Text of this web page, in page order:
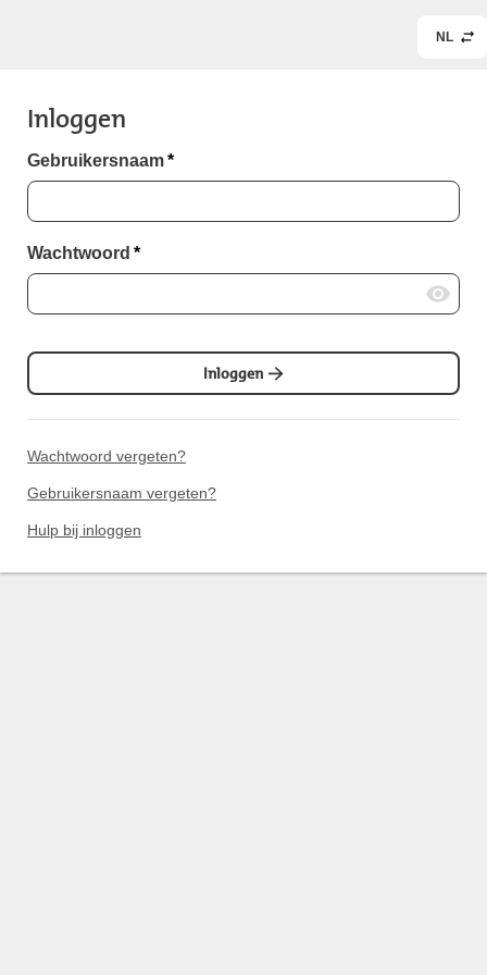
NL
Inloggen
Gebruikersnaam*
Wachtwoord *
Inloggen
Wachtwoord vergeten?
Gebruikersnaam vergeten?
Hulp bij inloggen